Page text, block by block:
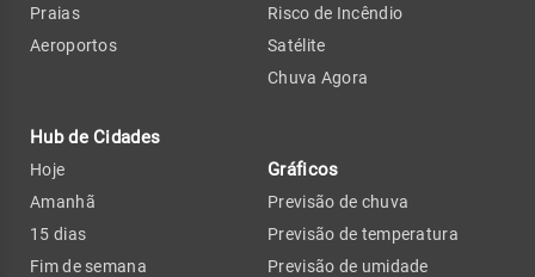
Praias
Aeroportos
Hub de Cidades
Hoje
Amanhã
15 dias
Fim de semana
Risco de Incêndio
Satélite
Chuva Agora
Gráficos
Previsão de chuva
Previsão de temperatura
Previsão de umidade